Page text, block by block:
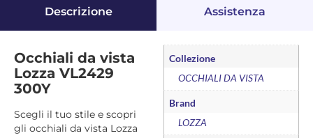
Descrizione Assistenza
Occhiali da vista
Lozza VL2429
300Y
Scegli il tuo stile e scopri
gli occhiali da vista Lozza
Collezione
OCCHIALI DA VISTA
Brand
LOZZA